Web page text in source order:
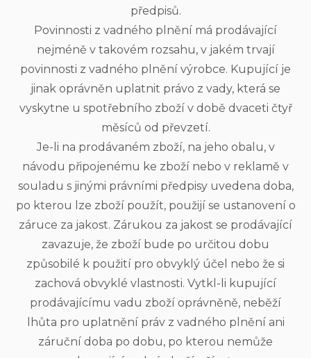
předpisů.
Povinnosti z vadného plnění má prodávající
nejméně v takovém rozsahu, v jakém trvají
povinnosti z vadného plnění výrobce. Kupující je
jinak oprávněn uplatnit právo z vady, která se
vyskytne u spotřebního zboží v době dvaceti čtyř
měsíců od převzetí.
Je-li na prodávaném zboží, na jeho obalu, v
návodu připojenému ke zboží nebo v reklamě v
souladu s jinými právními předpisy uvedena doba,
po kterou lze zboží použít, použijí se ustanovení o
záruce za jakost. Zárukou za jakost se prodávající
zavazuje, že zboží bude po určitou dobu
způsobilé k použití pro obvyklý účel nebo že si
zachová obvyklé vlastnosti. Vytkl-li kupující
prodávajícímu vadu zboží oprávněně, neběží
lhůta pro uplatnění práv z vadného plnění ani
záruční doba po dobu, po kterou nemůže